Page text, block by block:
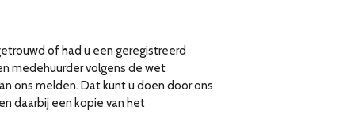
of had u een geregistreerd
medehuurder volgens de wet
ons melden. Dat kunt u doen door ons
daarbij een kopie van het